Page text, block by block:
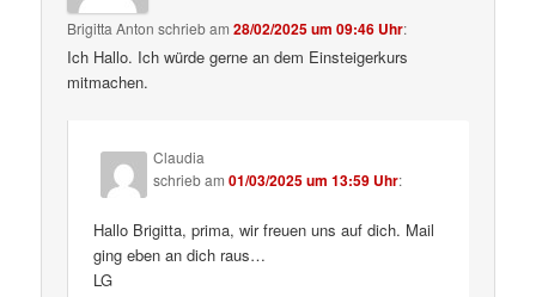
Brigitta Anton schriebam28/02/2025 um 09:46 Uhr:
Ich Hallo. Ich würde gerne an dem Einsteigerkurs
mitmachen.
Claudia
schriebam01/03/2025 um 13:59 Uhr:
Hallo Brigitta, prima, wir freuen uns auf dich. Mail
ging eben an dich raus…
LG